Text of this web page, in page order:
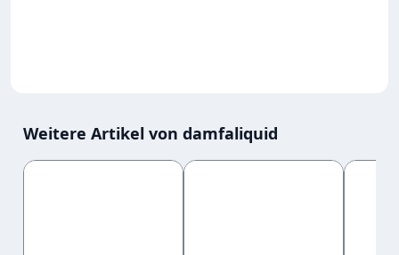
Weitere Artikel von damfaliquid
Produktgalerie überspringen